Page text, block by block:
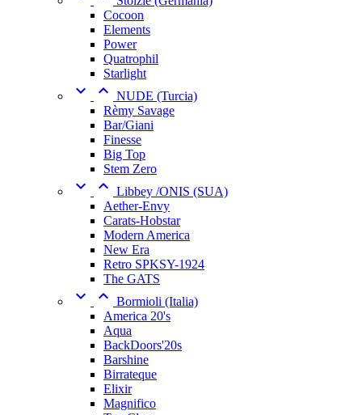
Cocoon
Elements
Power
Quatrophil
Starlight
  NUDE (Turcia)
Rèmy Savage
Bar/Giani
Finesse
Big Top
Stem Zero
  Libbey /ONIS (SUA)
Aether-Envy
Carats-Hobstar
Modern America
New Era
Retro SPKSY-1924
The GATS
  Bormioli (Italia)
America 20's
Aqua
BackDoors'20s
Barshine
Birrateque
Elixir
Magnifico